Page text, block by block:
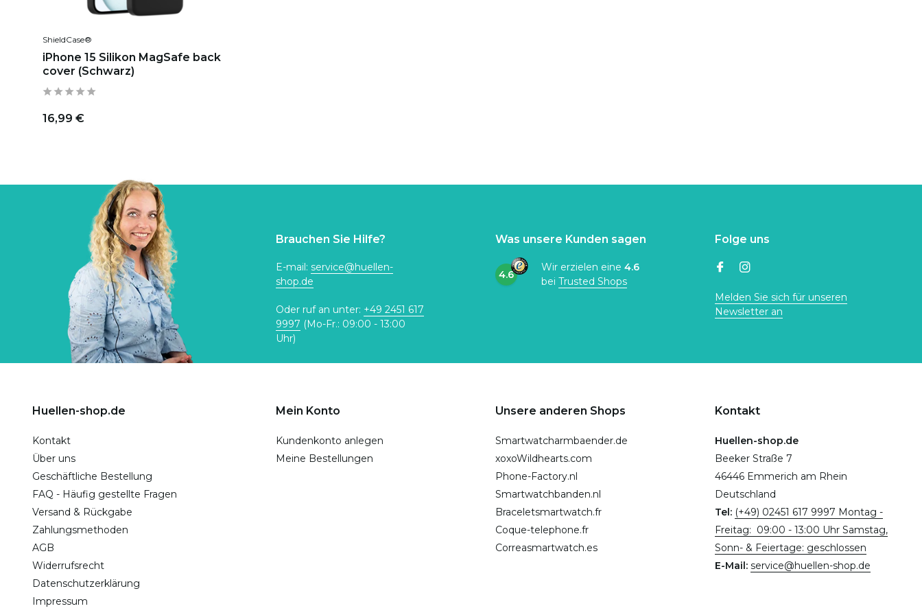
ShieldCase®
iPhone 15 Silikon MagSafe back
cover (Schwarz)
16,99 €
Brauchen Sie Hilfe?
E-mail: service@huellen-
shop.de
Oder ruf an unter: +49 2451 617
9997 (Mo-Fr.: 09:00 - 13:00
Uhr)
Was unsere Kunden sagen
4.6
Wir erzielen eine 4.6
bei Trusted Shops
Folge uns
Melden Sie sich für unseren
Newsletter an
Huellen-shop.de
Kontakt
Über uns
Geschäftliche Bestellung
FAQ - Häufig gestellte Fragen
Versand & Rückgabe
Zahlungsmethoden
AGB
Widerrufsrecht
Datenschutzerklärung
Impressum
Mein Konto
Kundenkonto anlegen
Meine Bestellungen
Unsere anderen Shops
Smartwatcharmbaender.de
xoxoWildhearts.com
Phone-Factory.nl
Smartwatchbanden.nl
Braceletsmartwatch.fr
Coque-telephone.fr
Correasmartwatch.es
Kontakt
Huellen-shop.de
Beeker Straße 7
46446 Emmerich am Rhein
Deutschland
Tel: (+49) 02451 617 9997 Montag -
Freitag: 09:00 - 13:00 Uhr Samstag,
Sonn- & Feiertage: geschlossen
E-Mail: service@huellen-shop.de